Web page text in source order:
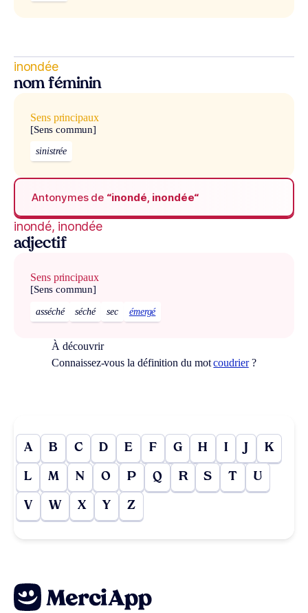
inondée
nom féminin
Sens principaux
[Sens commun]
sinistrée
Antonymes de “inondé, inondée“
inondé, inondée
adjectif
Sens principaux
[Sens commun]
asséché séché sec émergé
À découvrir
Connaissez-vous la définition du motcoudrier?
A B C D E F G H I J K
L M N O P Q R S T U
V W X Y Z